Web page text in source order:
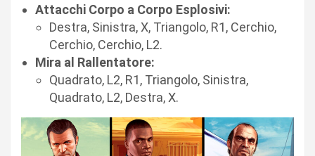
Attacchi Corpo a Corpo Esplosivi:
Destra, Sinistra, X, Triangolo, R1, Cerchio,
Cerchio, Cerchio, L2.
Mira al Rallentatore:
Quadrato, L2, R1, Triangolo, Sinistra,
Quadrato, L2, Destra, X.